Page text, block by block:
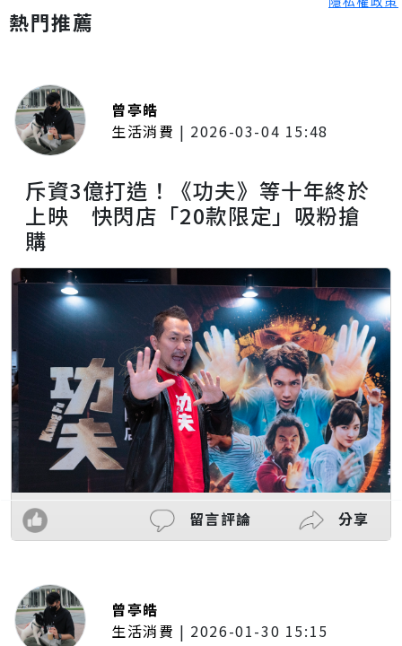
熱門推薦
曾亭皓
生活消費 | 2026-03-04 15:48
斥資3億打造！《功夫》等十年終於
上映 快閃店「20款限定」吸粉搶
購
留言評論 分享
曾亭皓
生活消費 | 2026-01-30 15:15